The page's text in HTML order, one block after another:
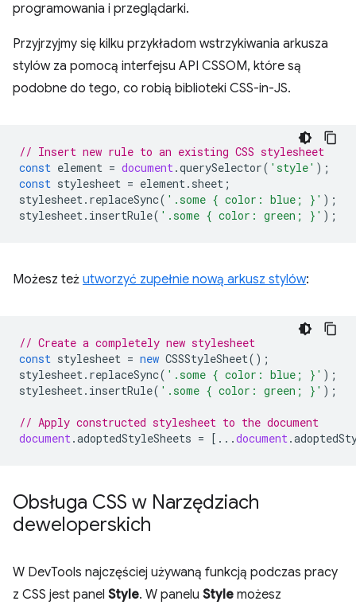
programowania i przeglądarki.
Przyjrzyjmy się kilku przykładom wstrzykiwania arkusza
stylów za pomocą interfejsu API CSSOM, które są
podobne do tego, co robią biblioteki CSS-in-JS.
// Insert new rule to an existing CSS stylesheet
const element = document.querySelector( 'style' );
const stylesheet = element. sheet ;
stylesheet. replaceSync( '.some { color: blue; }' );
stylesheet. insertRule( '.some { color: green; }' );
Możesz też utworzyć zupełnie nową arkusz stylów:
// Create a completely new stylesheet
const stylesheet = new CSSStyleSheet();
stylesheet. replaceSync( '.some { color: blue; }' );
stylesheet. insertRule( '.some { color: green; }' );
// Apply constructed stylesheet to the document
document.adoptedStyleSheets = [...document.
Obsługa CSS w Narzędziach
deweloperskich
W DevTools najczęściej używaną funkcją podczas pracy
z CSS jest panel Style. W panelu Style możesz